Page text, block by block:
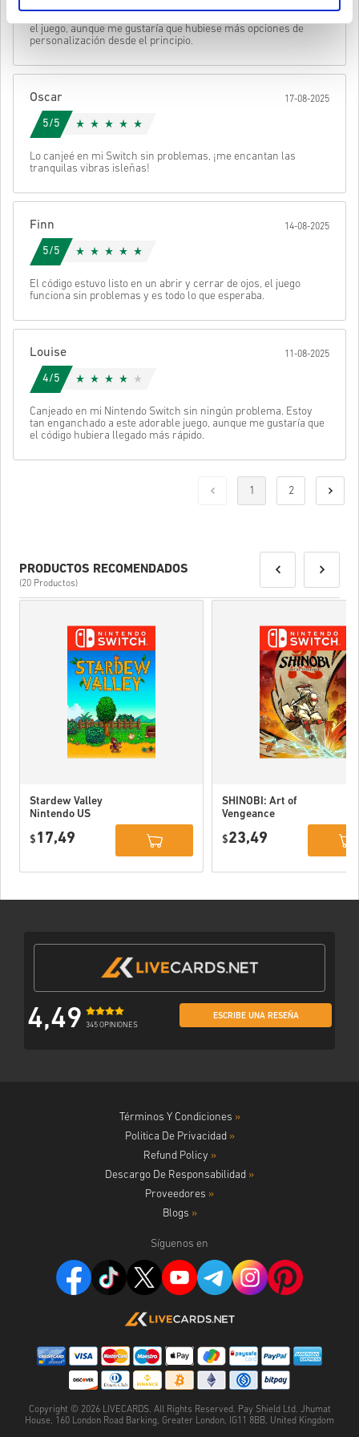
• Selecciona tu método de pago preferido
• Completa tu pedido
Después recibirás un correo con un enlace seguro para acceder a
tu código.
el juego, aunque me gustaría que hubiese más opciones de
personalización desde el principio.
Oscar 17-08-2025
5/5
Lo canjeé en mi Switch sin problemas, ¡me encantan las
tranquilas vibras isleñas!
Finn 14-08-2025
5/5
El código estuvo listo en un abrir y cerrar de ojos, el juego
funciona sin problemas y es todo lo que esperaba.
Louise 11-08-2025
4/5
Canjeado en mi Nintendo Switch sin ningún problema. Estoy
tan enganchado a este adorable juego, aunque me gustaría que
el código hubiera llegado más rápido.
1 2
PRODUCTOS RECOMENDADOS
(20 Productos)
Stardew Valley
Nintendo US
$ 17,49
SHINOBI: Art of
Vengeance
EU
$23,49
4,49 345 OPINIONES
ESCRIBE UNA RESEÑA
Términos Y Condiciones »
Politica De Privacidad »
Refund Policy »
Descargo De Responsabilidad »
Proveedores »
Blogs »
Síguenos en
Copyright © 2026 LIVECARDS. All Rights Reserved. Pay Shield Ltd. Jhumat
House, 160 London Road Barking, Greater London, IG11 8BB, United Kingdom